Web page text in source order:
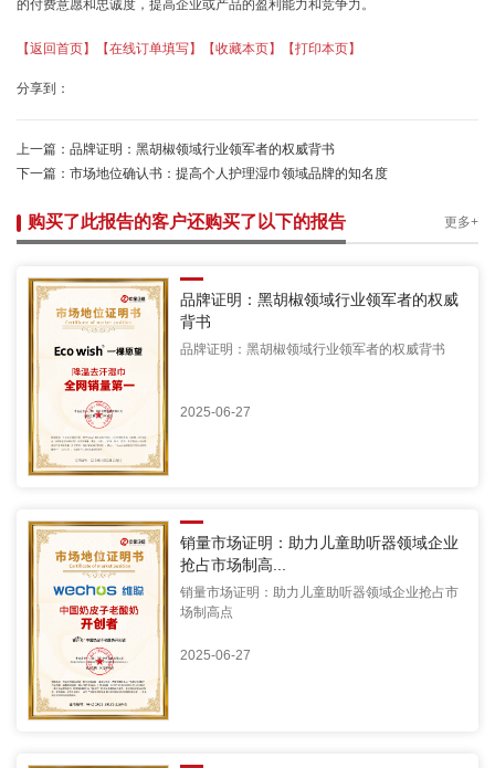
的付费意愿和忠诚度，提高企业或产品的盈利能力和竞争力。
【返回首页】 【在线订单填写】 【收藏本页】 【打印本页】
分享到：
上一篇： 品牌证明：黑胡椒领域行业领军者的权威背书
下一篇： 市场地位确认书：提高个人护理湿巾领域品牌的知名度
购买了此报告的客户还购买了以下的报告 更多+
品牌证明：黑胡椒领域行业领军者的权威
背书
品牌证明：黑胡椒领域行业领军者的权威背书
2025-06-27
销量市场证明：助力儿童助听器领域企业
抢占市场制高...
销量市场证明：助力儿童助听器领域企业抢占市
场制高点
2025-06-27